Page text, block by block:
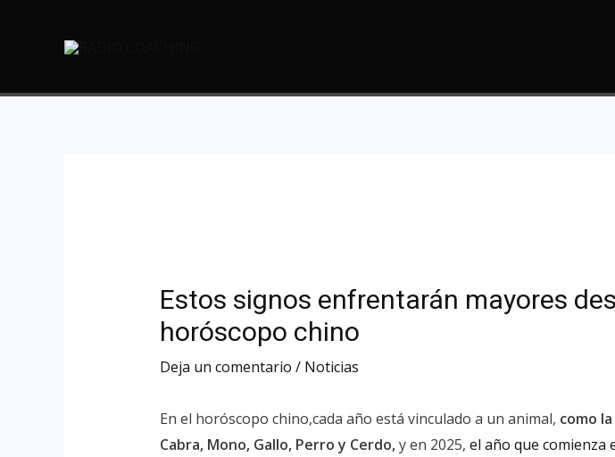
Estos signos enfrentarán mayores
horóscopo chino
Deja un comentario / Noticias
En el horóscopo chino,cada año está vinculado a un animal, como
Cabra, Mono, Gallo, Perro y Cerdo,y en 2025, el año que comienza